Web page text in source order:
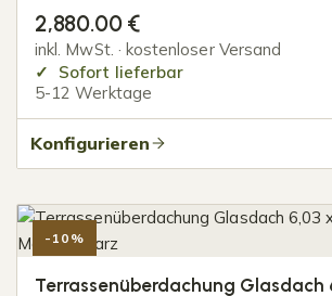
2,880.00 €
inkl. MwSt. · kostenloser Versand
Sofort lieferbar
5-12 Werktage
Konfigurieren
-10%
Terrassenüberdachung Glasdach